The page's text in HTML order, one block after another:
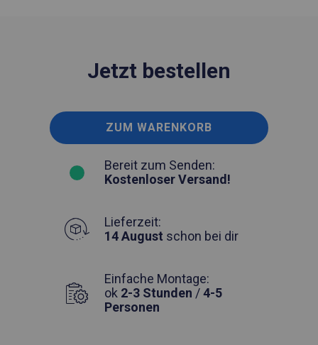
Jetzt bestellen
ZUM WARENKORB
Bereit zum Senden:
Kostenloser Versand!
Lieferzeit:
14 August schon bei dir
Einfache Montage:
ok 2-3 Stunden /4-5
Personen